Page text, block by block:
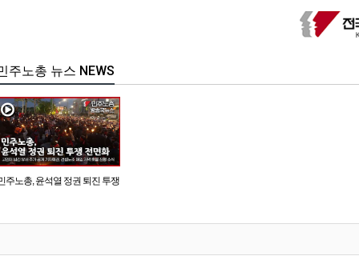
주노총 뉴스 NEWS
주노총, 윤석열 정권 퇴진 투쟁